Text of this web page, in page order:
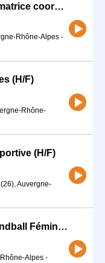
Animateur coordonnateur / Animatrice coordonnatrice d'activités j (H/F)
Rhône-Alpes -
(H/F)
Rhône-
(H/F)
Auvergne-
Joueuse Professionnelle de Handball Féminin (Nationale 1) (H/F)
Alpes -